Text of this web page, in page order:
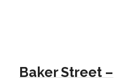
Baker Street –